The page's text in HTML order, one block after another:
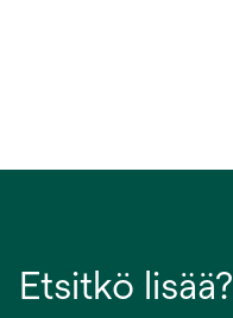
Etsitkö lisää?